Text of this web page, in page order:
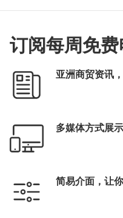
订阅每周免
亚洲商贸资讯
多媒体方式展
简易介面，让